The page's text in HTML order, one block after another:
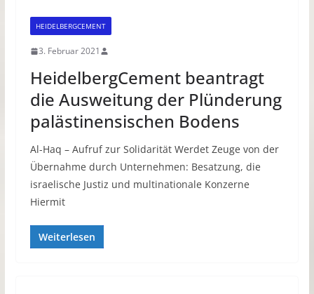
HEIDELBERGCEMENT
3. Februar 2021
HeidelbergCement beantragt
die Ausweitung der Plünderung
palästinensischen Bodens
Al-Haq – Aufruf zur Solidarität Werdet Zeuge von der
Übernahme durch Unternehmen: Besatzung, die
israelische Justiz und multinationale Konzerne
Hiermit
Weiterlesen